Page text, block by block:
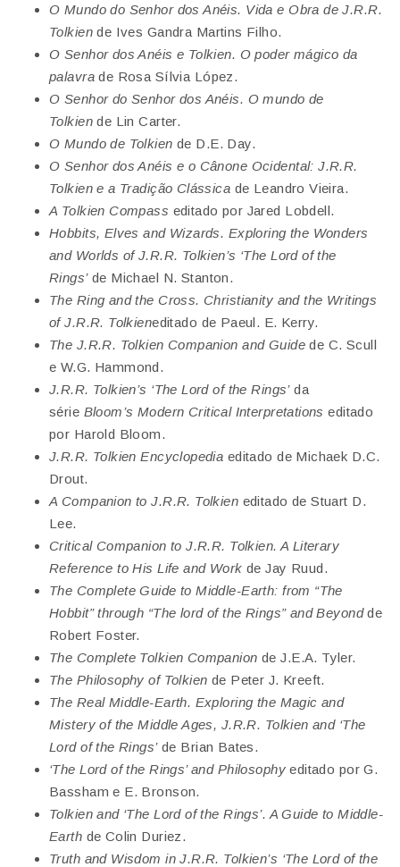
O Mundo do Senhor dos Anéis. Vida e Obra de J.R.R.
Tolkiende Ives Gandra Martins Filho.
O Senhor dos Anéis e Tolkien. O poder mágico da
palavrade Rosa Sílvia López.
O Senhor do Senhor dos Anéis. O mundo de
Tolkiende Lin Carter.
O Mundo de Tolkien de D.E. Day.
O Senhor dos Anéis e o Cânone Ocidental: J.R.R.
Tolkien e a Tradição Clássica de Leandro Vieira.
A Tolkien Compass editado por Jared Lobdell.
Hobbits, Elves and Wizards. Exploring the Wonders
and Worlds of J.R.R. Tolkien’s ‘The Lord of the
Rings’de Michael N. Stanton.
The Ring and the Cross. Christianity and the Writings
of J.R.R. Tolkieneditado de Paeul. E. Kerry.
The J.R.R. Tolkien Companion and Guidede C. Scull
e W.G. Hammond.
J.R.R. Tolkien’s ‘The Lord of the Rings’da
série Bloom’s Modern Critical Interpretationseditado
por Harold Bloom.
J.R.R. Tolkien Encyclopedia editado de Michaek D.C.
Drout.
A Companion to J.R.R. Tolkien editado de Stuart D.
Lee.
Critical Companion to J.R.R. Tolkien. A Literary
Reference to His Life and Workde Jay Ruud.
The Complete Guide to Middle-Earth: from “The
Hobbit” through “The lord of the Rings” and Beyondde
Robert Foster.
The Complete Tolkien Companionde J.E.A. Tyler.
The Philosophy of Tolkien de Peter J. Kreeft.
The Real Middle-Earth. Exploring the Magic and
Mistery of the Middle Ages, J.R.R. Tolkien and ‘The
Lord of the Rings’ de Brian Bates.
‘The Lord of the Rings’ and Philosophyeditado por G.
Bassham e E. Bronson.
Tolkien and ‘The Lord of the Rings’. A Guide to Middle-
Earth de Colin Duriez.
Truth and Wisdom in J.R.R. Tolkien’s ‘The Lord of the